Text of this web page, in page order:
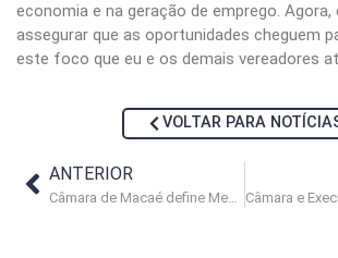
economia e na geração de emprego. Agora,
assegurar que as oportunidades cheguem
este foco que eu e os demais vereadores
VOLTAR PARA
ANTERIOR